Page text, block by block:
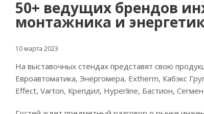
50+ ведущих брендов
монтажника и
10 марта 2023
На выставочных стендах представят свою
Евроавтоматика, Энергомера, Extherm, Кабэкс
Effect, Varton, Крепдил, Hyperline, Бастион,